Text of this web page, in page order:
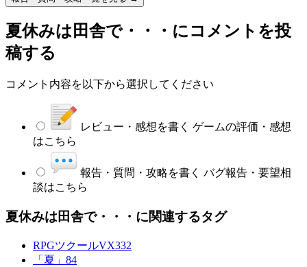
夏休みは田舎で・・・ にコメントを投
稿する
コメント内容を以下から選択してください
レビュー・感想を書く ゲームの評価・感想
はこちら
報告・質問・攻略を書く バグ報告・要望相
談はこちら
夏休みは田舎で・・・に関連するタグ
RPGツクールVX332
「夏」 84